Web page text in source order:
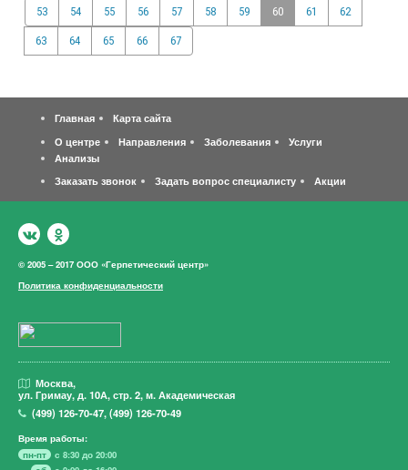
53 54 55 56 57 58 59 60 61 62
63 64 65 66 67
Главная
Карта сайта
О центре
Направления Заболевания
Услуги
Анализы
Заказать звонок
Задать вопрос специалисту Акции
© 2005 – 2017 ООО «Герпетический центр»
Политика конфиденциальности
Москва,
ул. Гримау,д. 10А, стр. 2, м. Академическая
(499)126-70-47,(499)126-70-49
Время работы:
пн-пт
с 8:30 до 20:00